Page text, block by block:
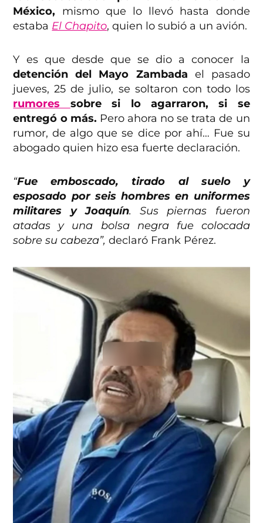
México, mismo que lo llevó hasta donde
estaba El Chapito, quien lo subió a un avión.
Y es que desde que se dio a conocer la
detención del Mayo Zambada el pasado
jueves, 25 de julio, se soltaron con todo los
rumores sobre si lo agarraron, si se
entregó o más. Pero ahora no se trata de un
rumor, de algo que se dice por ahí… Fue su
abogado quien hizo esa fuerte declaración.
“Fue emboscado, tirado al suelo y
esposado por seis hombres en uniformes
militares y Joaquín. Sus piernas fueron
atadas y una bolsa negra fue colocada
sobre su cabeza”, declaró Frank Pérez.